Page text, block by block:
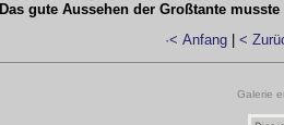
Das gute Aussehen der Großtante
·< Anfang| <
Galerie